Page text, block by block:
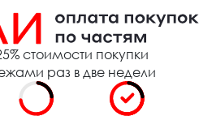
стоимости покупки
раз в две недели